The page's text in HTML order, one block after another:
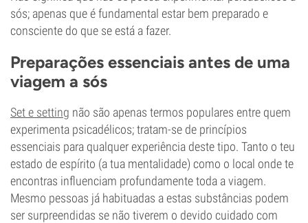
sós; apenas que é fundamental estar bem preparado e
consciente do que se está a fazer.
Preparações essenciais antes de uma
viagem a sós
Set e setting não são apenas termos populares entre quem
experimenta psicadélicos; tratam-se de princípios
essenciais para qualquer experiência deste tipo. Tanto o teu
estado de espírito (a tua mentalidade) como o local onde te
encontras influenciam profundamente toda a viagem.
Mesmo pessoas já habituadas a estas substâncias podem
ser surpreendidas se não tiverem o devido cuidado com